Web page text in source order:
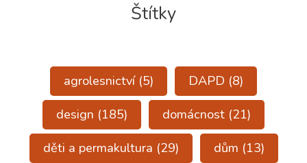
Štítky
agrolesnictví(5) DAPD (8)
design (185) domácnost (21)
děti a permakultura (29) dům (13)